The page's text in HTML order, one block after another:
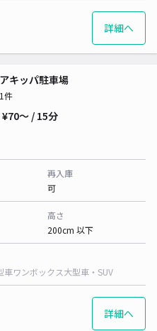
詳細へ
キッパ駐車場
件
¥70〜 / 15分
再入庫
可
高さ
200cm 以下
車ワンボックス大型車・SUV
詳細へ